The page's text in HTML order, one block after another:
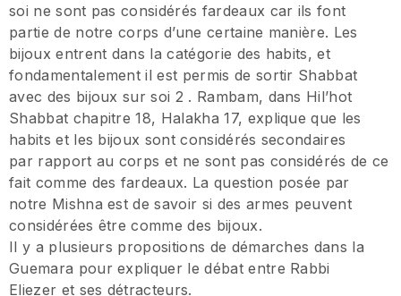
soi ne sont pas considérés fardeaux car ils font
partie de notre corps d’une certaine manière. Les
bijoux entrent dans la catégorie des habits, et
fondamentalement il est permis de sortir Shabbat
avec des bijoux sur soi 2 . Rambam, dans Hil’hot
Shabbat chapitre 18, Halakha 17, explique que les
habits et les bijoux sont considérés secondaires
par rapport au corps et ne sont pas considérés de ce
fait comme des fardeaux. La question posée par
notre Mishna est de savoir si des armes peuvent
considérées être comme des bijoux.
Il y a plusieurs propositions de démarches dans la
Guemara pour expliquer le débat entre Rabbi
Eliezer et ses détracteurs.